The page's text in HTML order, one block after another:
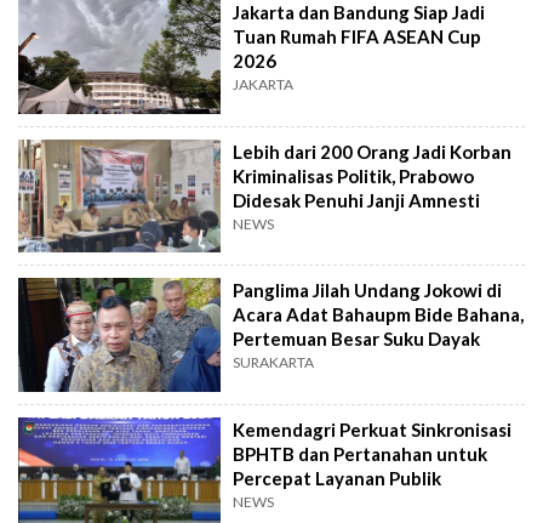
Jakarta dan Bandung Siap Jadi
Tuan Rumah FIFA ASEAN Cup
2026
JAKARTA
Lebih dari 200 Orang Jadi Korban
Kriminalisas Politik, Prabowo
Didesak Penuhi Janji Amnesti
NEWS
Panglima Jilah Undang Jokowi di
Acara Adat Bahaupm Bide Bahana,
Pertemuan Besar Suku Dayak
SURAKARTA
Kemendagri Perkuat Sinkronisasi
BPHTB dan Pertanahan untuk
Percepat Layanan Publik
NEWS